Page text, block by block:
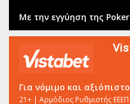
Με την εγγύηση της
Για νόμιμο και
21+ | Αρμόδιος Ρυθμιστής